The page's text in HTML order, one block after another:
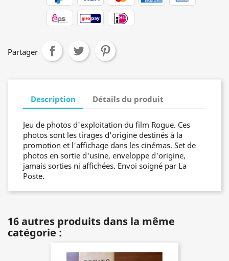
Partager
Description Détails du produit
Jeu de photos d'exploitation du film Rogue. Ces
photos sont les tirages d'origine destinés à la
promotion et l'affichage dans les cinémas. Set de
photos en sortie d'usine, enveloppe d'origine,
jamais sorties ni affichées. Envoi soigné par La
Poste.
16 autres produits dans la même
catégorie :